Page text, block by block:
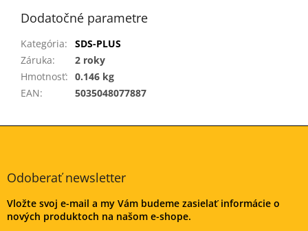
Dodatočné parametre
Kategória:
SDS-PLUS
Záruka:
2 roky
Hmotnosť: 0.146 kg
EAN: 5035048077887
Z
Odoberať newsletter
Vložte svoj e-mail a my Vám budeme zasielať informácie o
nových produktoch na našom e-shope.